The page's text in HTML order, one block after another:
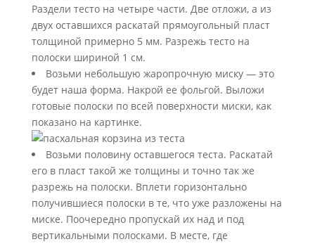
Раздели тесто на четыре части. Две отложи, а из
двух оставшихся раскатай прямоугольный пласт
толщиной примерно 5 мм. Разрежь тесто на
полоски шириной 1 см.
Возьми небольшую жаропрочную миску — это
будет наша форма. Накрой ее фольгой. Выложи
готовые полоски по всей поверхности миски, как
показано на картинке.
Возьми половину оставшегося теста. Раскатай
его в пласт такой же толщины и точно так же
разрежь на полоски. Вплети горизонтально
получившиеся полоски в те, что уже разложены на
миске. Поочередно пропускай их над и под
вертикальными полосками. В месте, где